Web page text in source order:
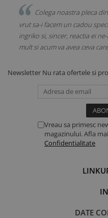
Colega noastra pleca
vrut sa-i facem un cadou
ingriko si, sincer, reactia ei
mult si acum va avea ceva
Newsletter Nu rata ofertele si
Vreau sa primesc
magazinului. Afla
Confidentialitate
DATE